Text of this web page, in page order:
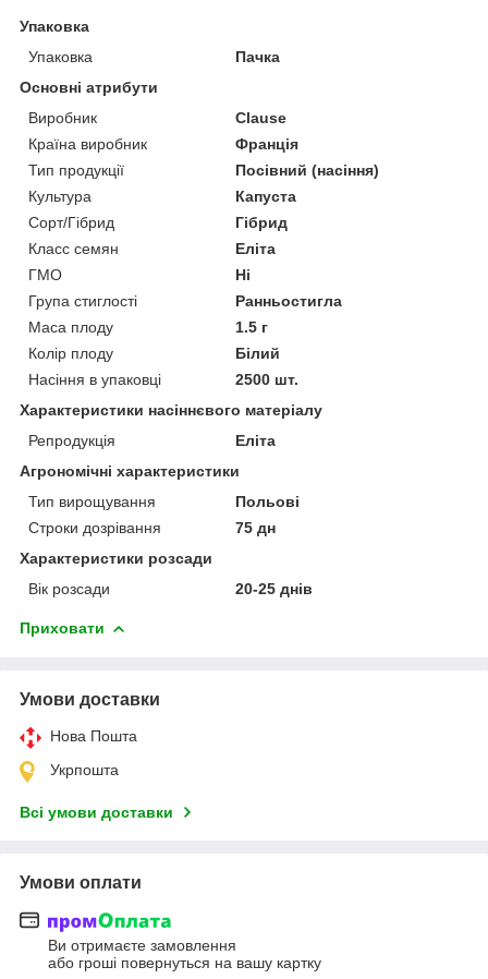
Упаковка
Упаковка
Пачка
Основні атрибути
Виробник
Clause
Країна виробник
Франція
Тип продукції
Посівний (насіння)
Культура
Капуста
Сорт/Гібрид
Гібрид
Класс семян
Еліта
ГМО
Ні
Група стиглості
Ранньостигла
Маса плоду
1.5 г
Колір плоду
Білий
Насіння в упаковці
2500 шт.
Характеристики насіннєвого матеріалу
Репродукція
Еліта
Агрономічні характеристики
Тип вирощування
Польові
Строки дозрівання
75 дн
Характеристики розсади
Вік розсади
20-25 днів
Приховати
Умови доставки
Нова Пошта
Укрпошта
Всі умови доставки
Умови оплати
Ви отримаєте замовлення
або гроші повернуться на вашу картку